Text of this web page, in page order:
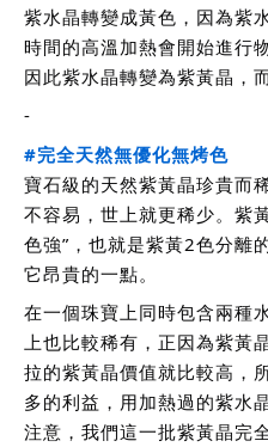
紫水晶轉變成黃色，因為紫
時間的高溫加熱會開始進行
因此紫水晶轉變為紫黃晶，
-
#完全天然無優化無烤色
寶石級的天然紫黃晶珍貴而
不容易，世上就更稀少。紫
色強”，也就是紫黃2色分離
它昂貴的一點。
在一個珠寶上同時包含兩種
上也比較稀有，正因為紫黃
拉的紫黃晶價值就比較高，
多的利益，用加熱過的紫水
注意，我們這一批紫黃晶完